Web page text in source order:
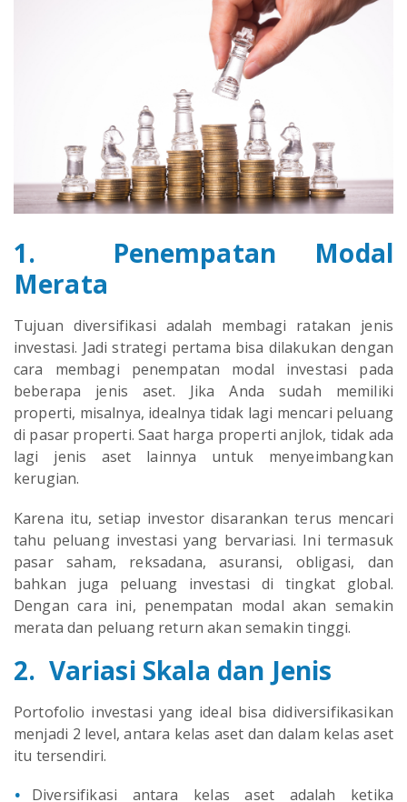
1. Penempatan Modal
Merata
Tujuan diversifikasi adalah membagi ratakan jenis
investasi. Jadi strategi pertama bisa dilakukan dengan
cara membagi penempatan modal investasi pada
beberapa jenis aset. Jika Anda sudah memiliki
properti, misalnya, idealnya tidak lagi mencari peluang
di pasar properti. Saat harga properti anjlok, tidak ada
lagi jenis aset lainnya untuk menyeimbangkan
kerugian.
Karena itu, setiap investor disarankan terus mencari
tahu peluang investasi yang bervariasi. Ini termasuk
pasar saham, reksadana, asuransi, obligasi, dan
bahkan juga peluang investasi di tingkat global.
Dengan cara ini, penempatan modal akan semakin
merata dan peluang return akan semakin tinggi.
2. Variasi Skala dan Jenis
Portofolio investasi yang ideal bisa didiversifikasikan
menjadi 2 level, antara kelas aset dan dalam kelas aset
itu tersendiri.
Diversifikasi antara kelas aset adalah ketika